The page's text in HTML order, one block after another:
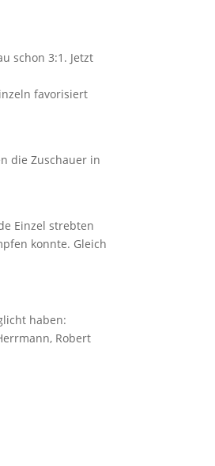
schon 3:1. Jetzt
favorisiert
die Zuschauer in
Einzel strebten
konnte. Gleich
haben:
Robert